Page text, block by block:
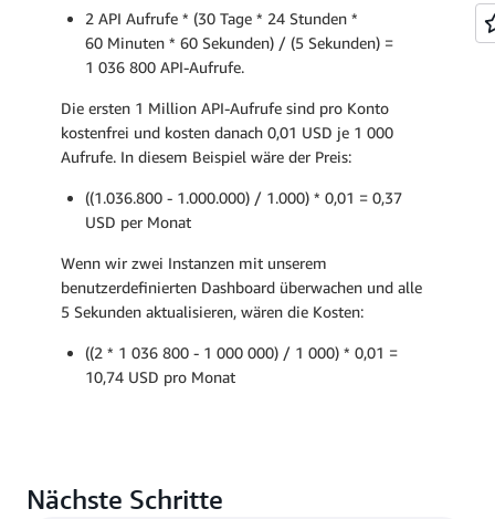
2 API Aufrufe * (30 Tage * 24 Stunden *
60 Minuten * 60 Sekunden) / (5 Sekunden) =
1 036 800 API-Aufrufe.
Die ersten 1 Million API-Aufrufe sind pro Konto
kostenfrei und kosten danach 0,01 USD je 1 000
Aufrufe. In diesem Beispiel wäre der Preis:
((1.036.800 - 1.000.000) / 1.000) * 0,01 = 0,37
USD per Monat
Wenn wir zwei Instanzen mit unserem
benutzerdefinierten Dashboard überwachen und alle
5 Sekunden aktualisieren, wären die Kosten:
((2 * 1 036 800 - 1 000 000) / 1 000) * 0,01 =
10,74 USD pro Monat
Nächste Schritte